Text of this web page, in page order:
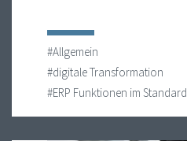
#Allgemein
#digitale Transformation
#ERP Funktionen im Standard